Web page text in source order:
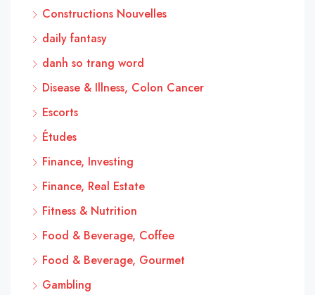
Constructions Nouvelles
daily fantasy
danh so trang word
Disease & Illness, Colon Cancer
Escorts
Études
Finance, Investing
Finance, Real Estate
Fitness & Nutrition
Food & Beverage, Coffee
Food & Beverage, Gourmet
Gambling